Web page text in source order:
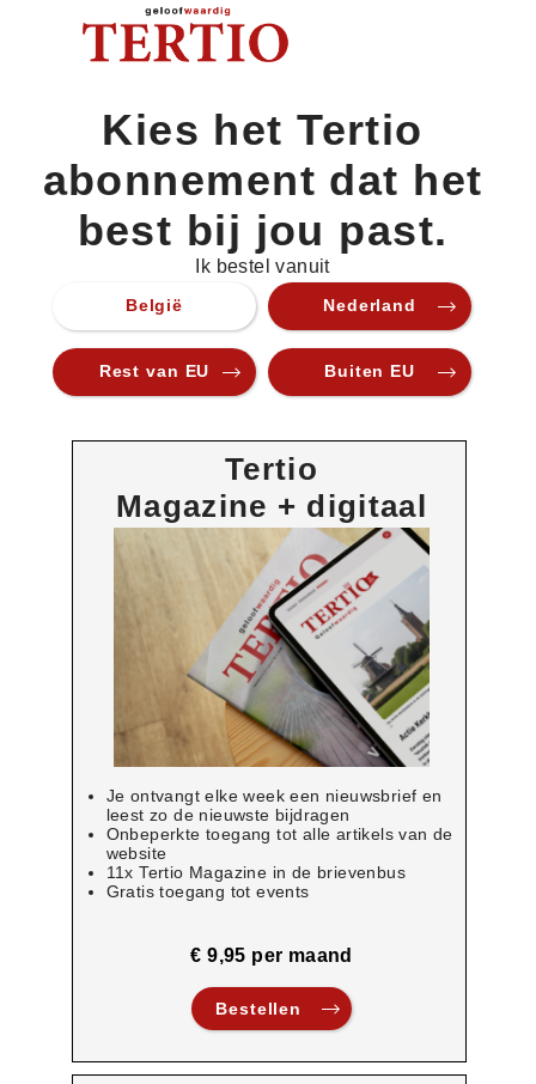
Kies het Tertio
abonnement dat het
best bij jou past.
Ik bestel vanuit
België Nederland
Rest van EU Buiten EU
Tertio
Magazine + digitaal
Je ontvangt elke week een nieuwsbrief en
leest zo de nieuwste bijdragen
Onbeperkte toegang tot alle artikels van de
website
11x Tertio Magazine in de brievenbus
Gratis toegang tot events
€ 9,95 per maand
Bestellen